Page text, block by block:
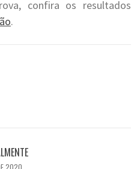
confira os resultados
.